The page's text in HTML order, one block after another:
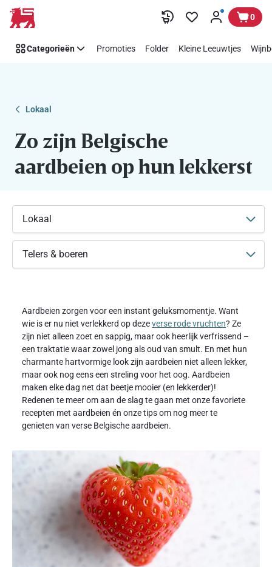
Overslaan
zijn
aardbeien
0
Categorieën Promoties Folder Kleine Leeuwtjes
Lokaal
Zo zijn Belgische
aardbeien op hun lekkerst
Lokaal
Telers & boeren
Aardbeien zorgen voor een instant geluksmomentje. Want
wie is er nu niet verlekkerd op dezeverse rode vruchten? Ze
zijn niet alleen zoet en sappig, maar ook heerlijk verfrissend –
een traktatie waar zowel jong als oud van smult. En met hun
charmante hartvormige look zijn aardbeien niet alleen lekker,
maar ook nog eens een streling voor het oog. Aardbeien
maken elke dag net dat beetje mooier (en lekkerder)!
Redenen te meer om aan de slag te gaan met onze favoriete
recepten met aardbeien én onze tips om nog meer te
genieten van verse Belgische aardbeien.